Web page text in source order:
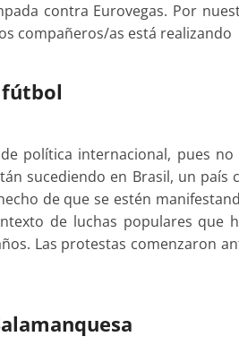
contra Eurovegas. Por
compañeros/as está realizando
fútbol
política internacional, pues
sucediendo en Brasil, un país
de que se estén
de luchas populares que
Las protestas comenzaron